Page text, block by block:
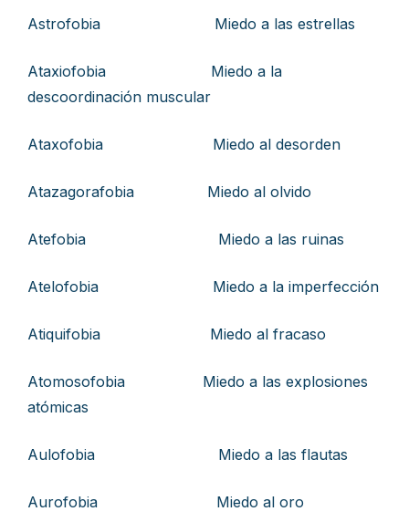
Astrofobia Miedo a las estrellas
Ataxiofobia Miedo a la
descoordinación muscular
Ataxofobia Miedo al desorden
Atazagorafobia Miedo al olvido
Atefobia Miedo a las ruinas
Atelofobia Miedo a la imperfección
Atiquifobia Miedo al fracaso
Atomosofobia Miedo a las explosiones
atómicas
Aulofobia Miedo a las flautas
Aurofobia Miedo al oro